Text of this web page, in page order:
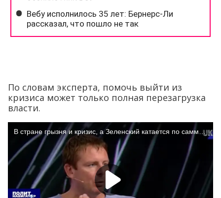
По словам эксперта, помочь выйти из
кризиса может только полная перезагрузка
власти.